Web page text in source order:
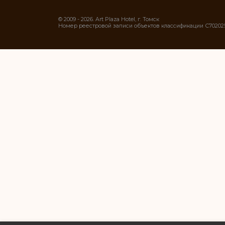
© 2009 - 2026. Art Plaza Hotel, г. Томск
Номер реестровой записи объектов классификации